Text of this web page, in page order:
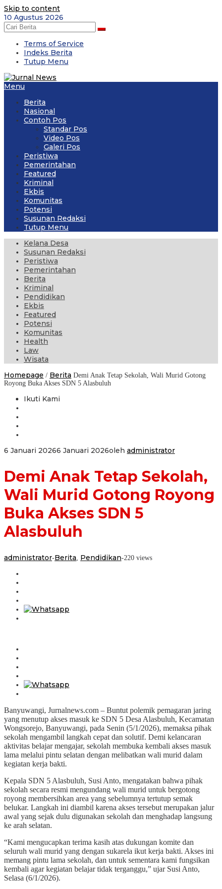
Skip to content
10 Agustus 2026
Terms of Service
Indeks Berita
Tutup Menu
Menu
Berita
Nasional
Contoh Pos
Standar Pos
Video Pos
Galeri Pos
Peristiwa
Pemerintahan
Featured
Kriminal
Ekbis
Komunitas
Potensi
Susunan Redaksi
Tutup Menu
Kelana Desa
Susunan Redaksi
Peristiwa
Pemerintahan
Berita
Kriminal
Pendidikan
Ekbis
Featured
Potensi
Komunitas
Health
Law
Wisata
Homepage / Berita Demi Anak Tetap Sekolah, Wali Murid Gotong
Royong Buka Akses SDN 5 Alasbuluh
Ikuti Kami
6 Januari 20266 Januari 2026oleh administrator
Demi Anak Tetap Sekolah,
Wali Murid Gotong Royong
Buka Akses SDN 5
Alasbuluh
administrator-Berita Pendidikan-220 views
Banyuwangi, Jurnalnews.com – Buntut polemik pemagaran jaring
yang menutup akses masuk ke SDN 5 Desa Alasbuluh, Kecamatan
Wongsorejo, Banyuwangi, pada Senin (5/1/2026), memaksa pihak
sekolah mengambil langkah cepat dan solutif. Demi kelancaran
aktivitas belajar mengajar, sekolah membuka kembali akses masuk
lama melalui pintu selatan dengan melibatkan wali murid dalam
kegiatan kerja bakti.
Kepala SDN 5 Alasbuluh, Susi Anto, mengatakan bahwa pihak
sekolah secara resmi mengundang wali murid untuk bergotong
royong membersihkan area yang sebelumnya tertutup semak
belukar. Langkah ini diambil karena akses tersebut merupakan jalur
awal yang sejak dulu digunakan sekolah dan menghadap langsung
ke arah selatan.
“Kami mengucapkan terima kasih atas dukungan komite dan
seluruh wali murid yang dengan sukarela ikut kerja bakti. Akses ini
memang pintu lama sekolah, dan untuk sementara kami fungsikan
kembali agar kegiatan belajar tidak terganggu,” ujar Susi Anto,
Selasa (6/1/2026).